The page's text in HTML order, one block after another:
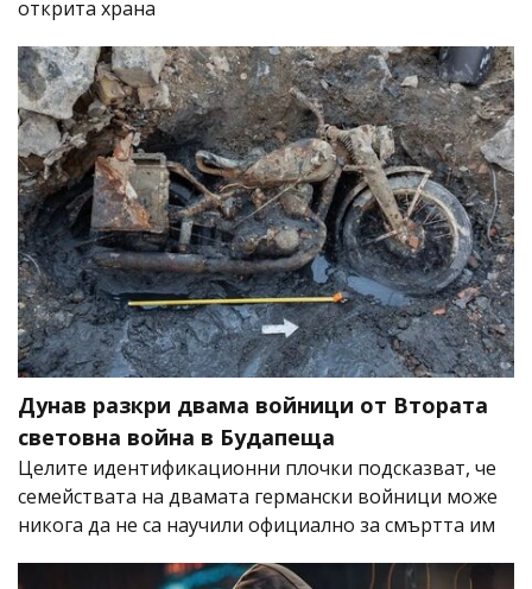
открита храна
Дунав разкри двама войници от Втората
световна война в Будапеща
Целите идентификационни плочки подсказват, че
семействата на двамата германски войници може
никога да не са научили официално за смъртта им